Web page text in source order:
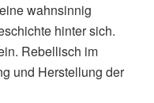
wahnsinnig
hinter sich.
Rebellisch im
und Herstellung der